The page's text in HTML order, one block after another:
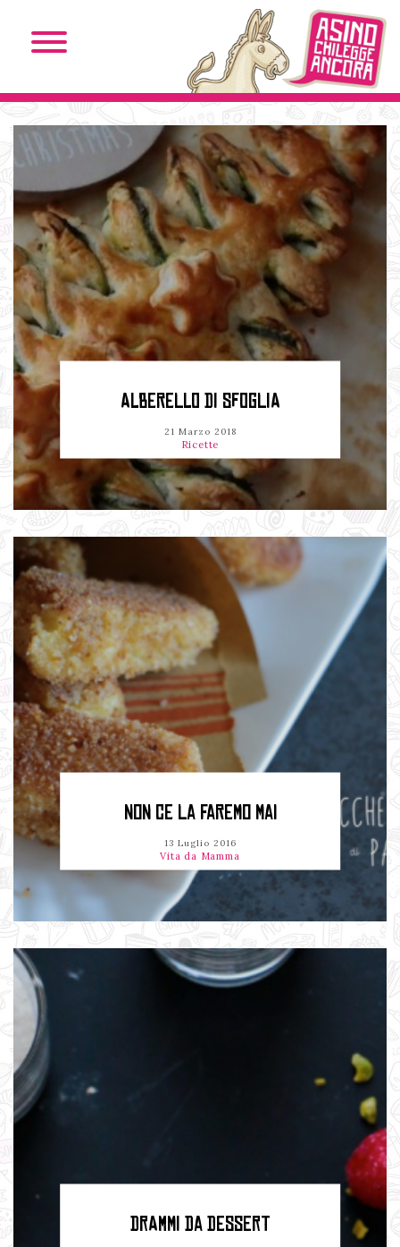
ALBERELLO DI SFOGLIA
21 Marzo 2018
Ricette
NON CE LA FAREMO MAI
13 Luglio 2016
Vita da Mamma
DRAMMI DA DESSERT